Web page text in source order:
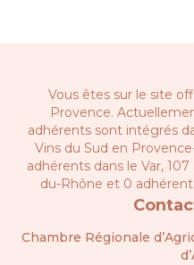
Vous êtes sur le site
Provence.
adhérents sont intégrés
Vins du Sud en
adhérents dans le Var,
du-Rhône et 0
Chambre Régionale